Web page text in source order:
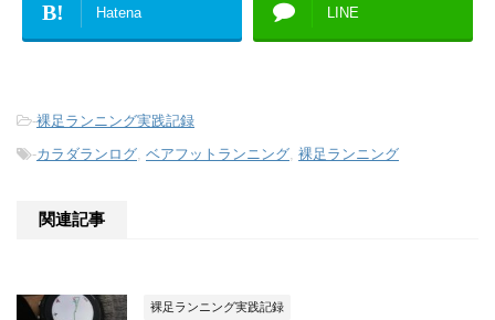
B! Hatena LINE
-裸足ランニング実践記録
-カラダランログ, ベアフットランニング, 裸足ランニング
関連記事
裸足ランニング実践記録